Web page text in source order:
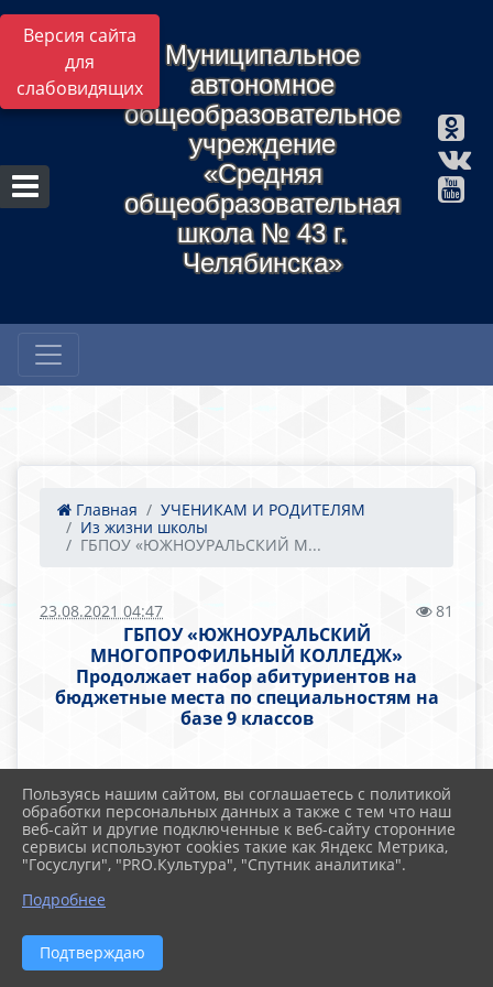
Версия сайта
для
слабовидящих
Муниципальное
автономное
общеобразовательное
учреждение
«Средняя
общеобразовательная
школа № 43 г.
Челябинска»
Главная
УЧЕНИКАМ И РОДИТЕЛЯМ
Из жизни школы
ГБПОУ «ЮЖНОУРАЛЬСКИЙ М...
23.08.2021 04:47 81
ГБПОУ «ЮЖНОУРАЛЬСКИЙ
МНОГОПРОФИЛЬНЫЙ КОЛЛЕДЖ»
Продолжает набор абитуриентов на
бюджетные места по специальностям на
базе 9 классов
Пользуясь нашим сайтом, вы соглашаетесь с политикой
обработки персональных данных а также с тем что наш
веб-сайт и другие подключенные к веб-сайту сторонние
сервисы используют cookies такие как Яндекс Метрика,
"Госуслуги", "PRO.Культура", "Спутник аналитика".
Подробнее
Подтверждаю